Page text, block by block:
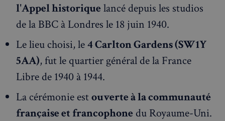
l'Appel historiquelancé depuis les studios
de la BBC à Londres le 18 juin 1940.
Le lieu choisi, le4 Carlton Gardens (SW1Y
5AA), fut le quartier général de la France
Libre de 1940 à 1944.
La cérémonie estouverte à la communauté
française et francophone du Royaume-Uni.